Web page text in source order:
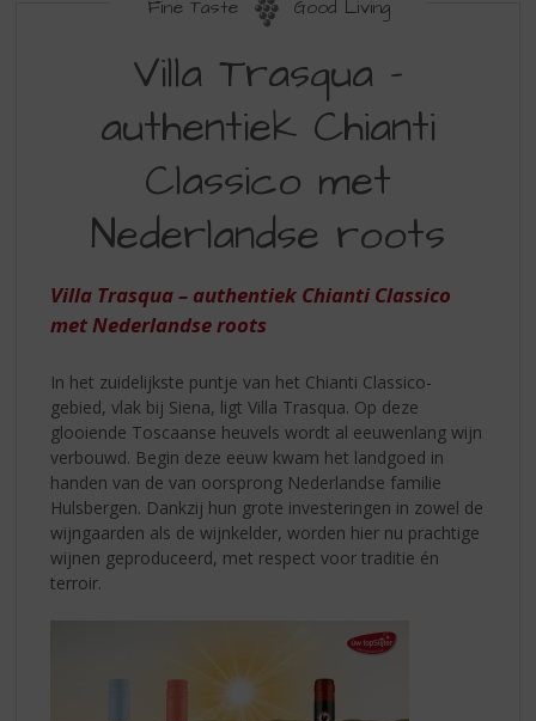
Fine Taste Good Living
TRASQUA
AUTHENTIEK
CHIANTI
CLASSICO
NEDERLANDSE
ROOTS
Villa Trasqua –
authentiek Chianti
Classico met
Nederlandse roots
Villa Trasqua – authentiek Chianti Classico
met Nederlandse roots
In het zuidelijkste puntje van het Chianti Classico-
gebied, vlak bij Siena, ligt Villa Trasqua. Op deze
glooiende Toscaanse heuvels wordt al eeuwenlang wijn
verbouwd. Begin deze eeuw kwam het landgoed in
handen van de van oorsprong Nederlandse familie
Hulsbergen. Dankzij hun grote investeringen in zowel de
wijngaarden als de wijnkelder, worden hier nu prachtige
wijnen geproduceerd, met respect voor traditie én
terroir.